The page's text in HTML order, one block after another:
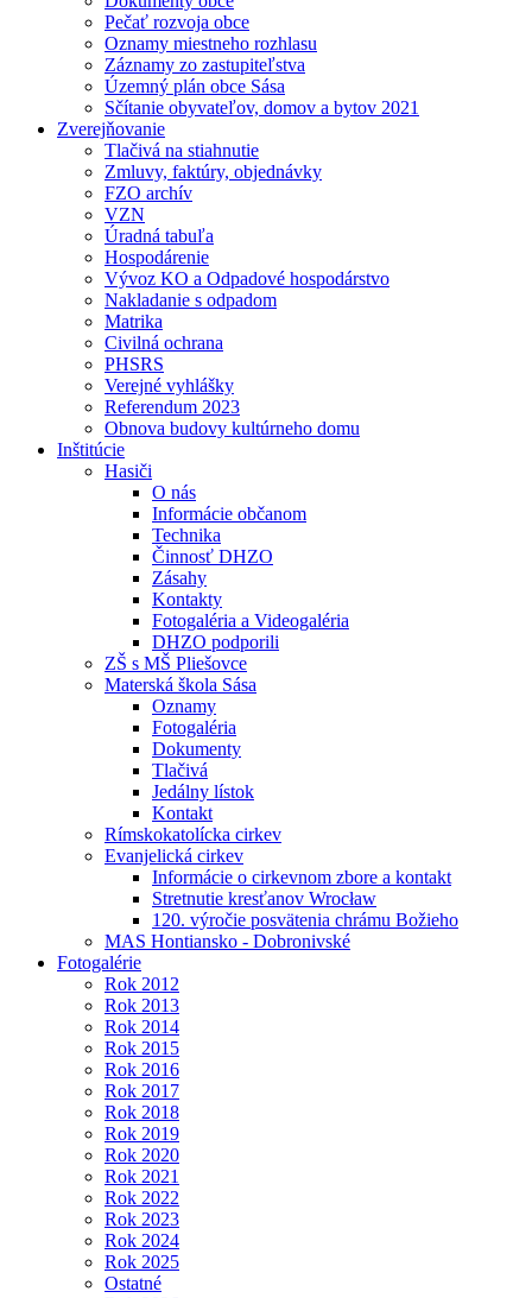
Pečať rozvoja obce
Oznamy miestneho rozhlasu
Záznamy zo zastupiteľstva
Územný plán obce Sása
Sčítanie obyvateľov, domov a bytov 2021
Zverejňovanie
Tlačivá na stiahnutie
Zmluvy, faktúry, objednávky
FZO archív
VZN
Úradná tabuľa
Hospodárenie
Vývoz KO a Odpadové hospodárstvo
Nakladanie s odpadom
Matrika
Civilná ochrana
PHSRS
Verejné vyhlášky
Referendum 2023
Obnova budovy kultúrneho domu
Inštitúcie
Hasiči
O nás
Informácie občanom
Technika
Činnosť DHZO
Zásahy
Kontakty
Fotogaléria a Videogaléria
DHZO podporili
ZŠ s MŠ Pliešovce
Materská škola Sása
Oznamy
Fotogaléria
Dokumenty
Tlačivá
Jedálny lístok
Kontakt
Rímskokatolícka cirkev
Evanjelická cirkev
Informácie o cirkevnom zbore a kontakt
Stretnutie kresťanov Wrocław
120. výročie posvätenia chrámu Božieho
MAS Hontiansko - Dobronivské
Fotogalérie
Rok 2012
Rok 2013
Rok 2014
Rok 2015
Rok 2016
Rok 2017
Rok 2018
Rok 2019
Rok 2020
Rok 2021
Rok 2022
Rok 2023
Rok 2024
Rok 2025
Ostatné